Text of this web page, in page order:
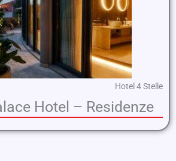
Hotel 4 Stelle
Hotel – Residenze